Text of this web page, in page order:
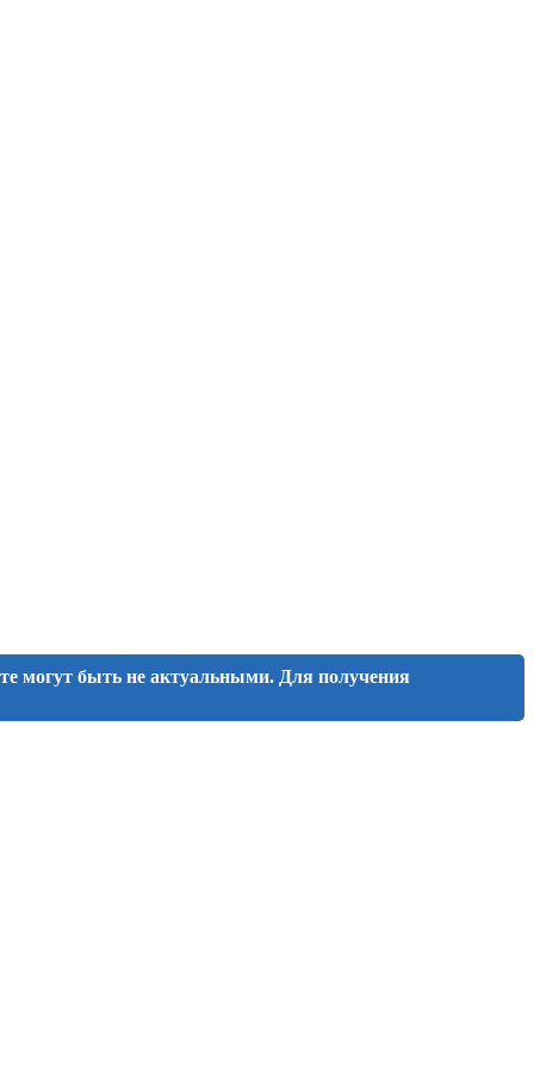
могут быть не актуальными. Для получения